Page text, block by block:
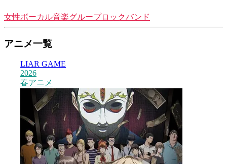
女性ボーカル音楽グループロックバンド
アニメ一覧
LIAR GAME
2026
春アニメ